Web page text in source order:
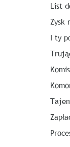
List
Zysk
I ty